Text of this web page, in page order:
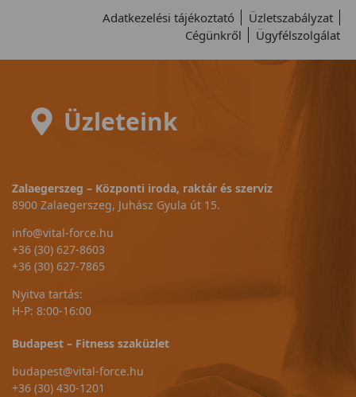
Adatkezelési tájékoztató
Üzletszabályzat
Cégünkről
Ügyfélszolgálat
Üzleteink
Zalaegerszeg – Központi iroda, raktár és szerviz
8900 Zalaegerszeg, Juhász Gyula út 15.
info@vital-force.hu
+36 (30) 627-8603
+36 (30) 627-7865
Nyitva tartás:
H-P: 8:00-16:00
Budapest – Fitness szaküzlet
budapest@vital-force.hu
+36 (30) 430-1201